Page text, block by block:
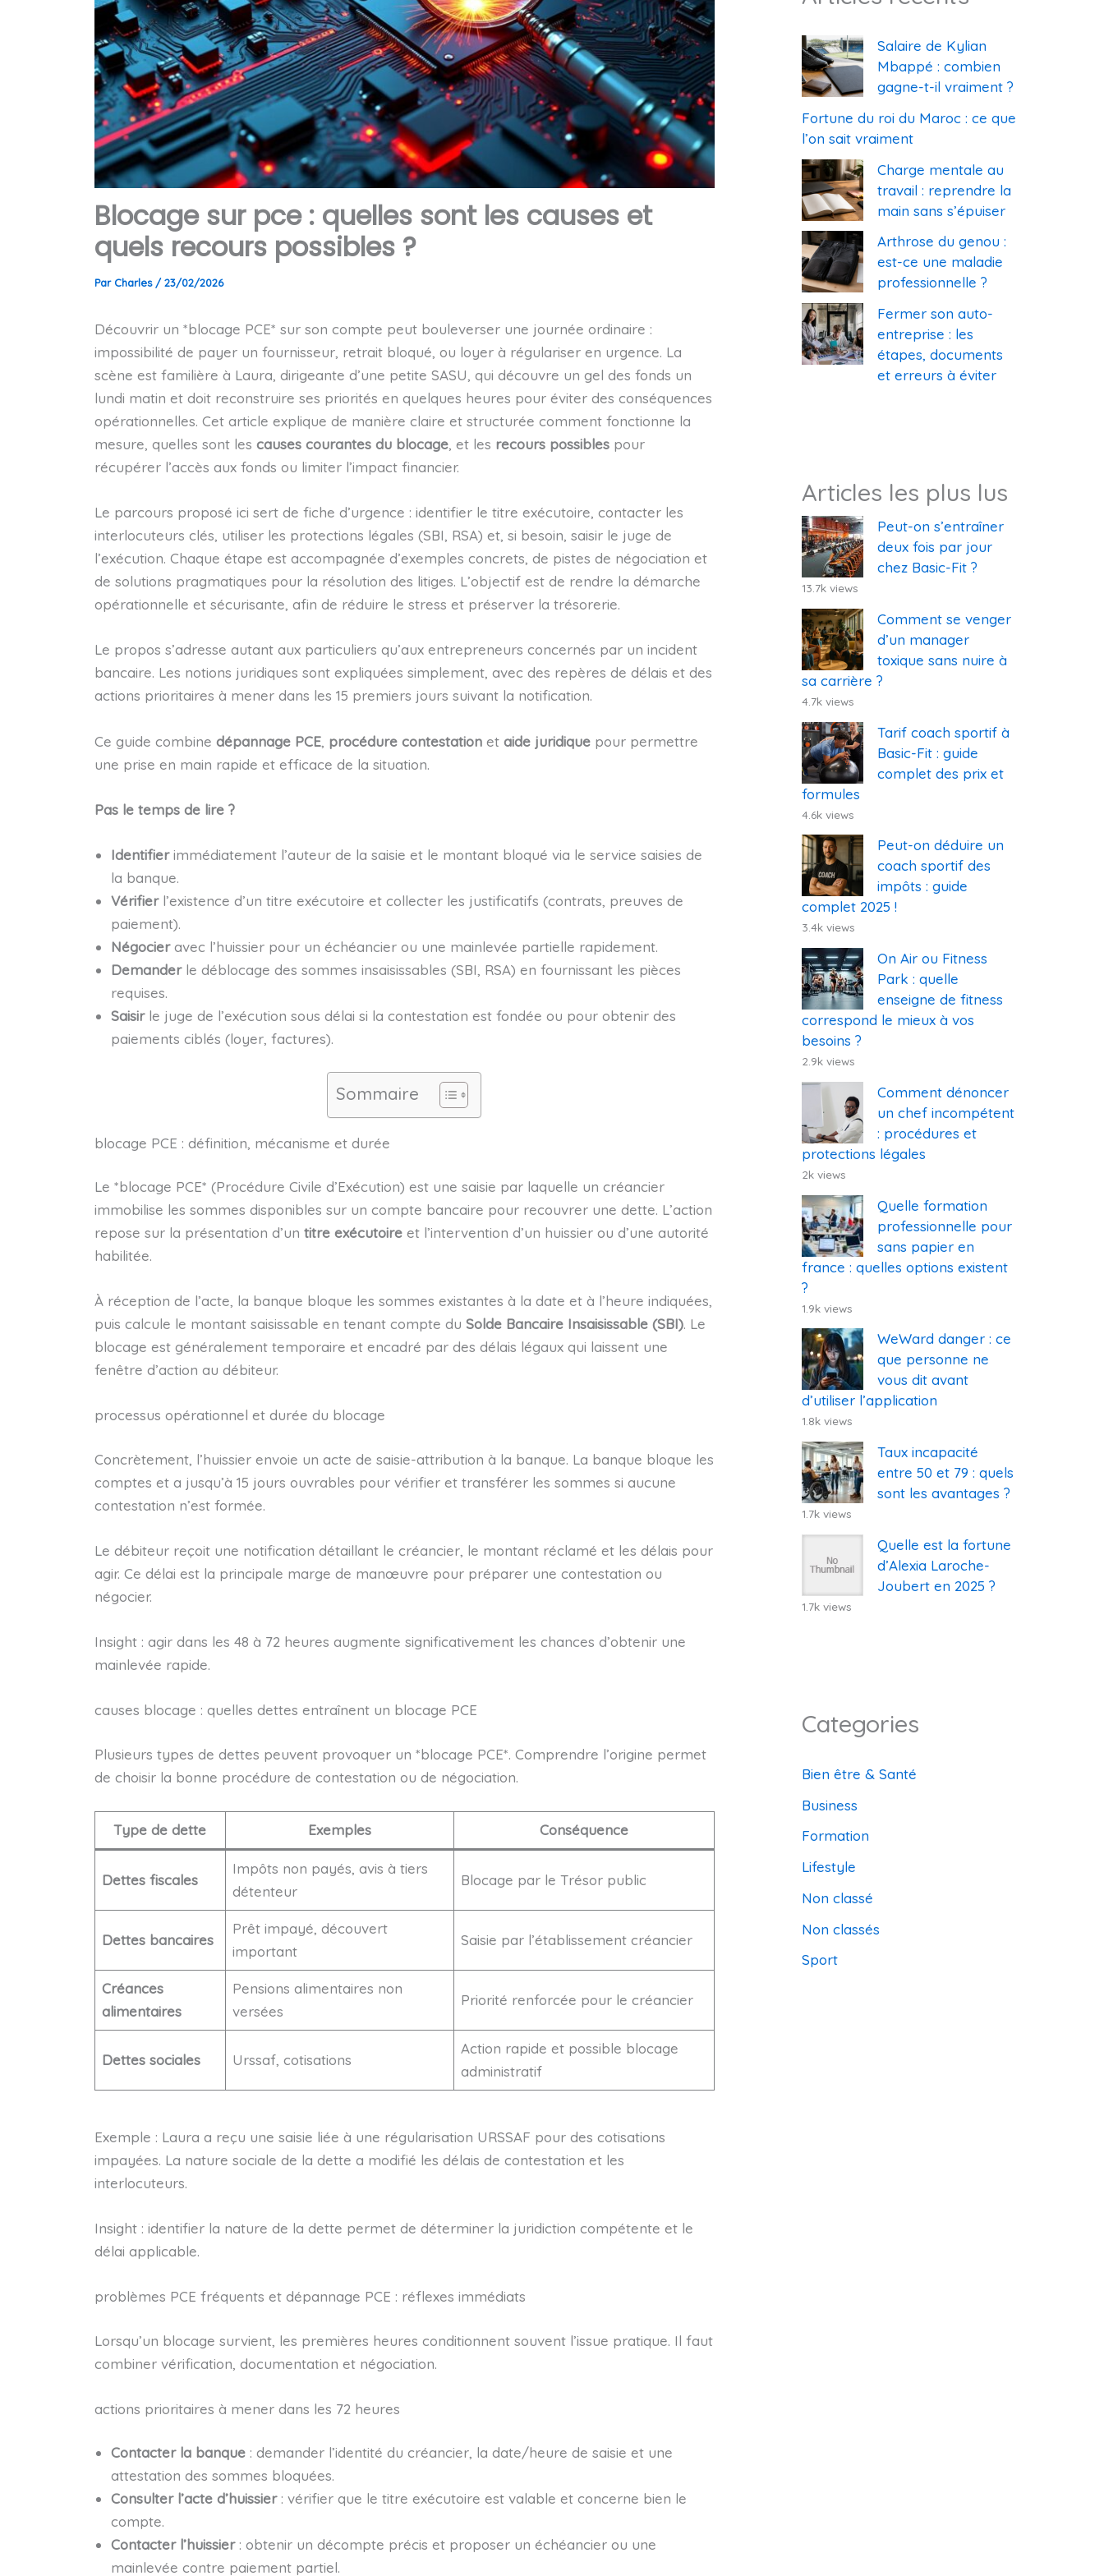
Blocage sur pce : quelles sont les causes et
quels recours possibles ?
Par Charles /23/02/2026
Découvrir un *blocage PCE* sur son compte peut bouleverser une journée ordinaire :
impossibilité de payer un fournisseur, retrait bloqué, ou loyer à régulariser en urgence. La
scène est familière à Laura, dirigeante d’une petite SASU, qui découvre un gel des fonds un
lundi matin et doit reconstruire ses priorités en quelques heures pour éviter des conséquences
opérationnelles. Cet article explique de manière claire et structurée comment fonctionne la
mesure, quelles sont les causes courantes du blocage, et les recours possiblespour
récupérer l’accès aux fonds ou limiter l’impact financier.
Le parcours proposé ici sert de fiche d’urgence : identifier le titre exécutoire, contacter les
interlocuteurs clés, utiliser les protections légales (SBI, RSA) et, si besoin, saisir le juge de
l’exécution. Chaque étape est accompagnée d’exemples concrets, de pistes de négociation et
de solutions pragmatiques pour la résolution des litiges. L’objectif est de rendre la démarche
opérationnelle et sécurisante, afin de réduire le stress et préserver la trésorerie.
Le propos s’adresse autant aux particuliers qu’aux entrepreneurs concernés par un incident
bancaire. Les notions juridiques sont expliquées simplement, avec des repères de délais et des
actions prioritaires à mener dans les 15 premiers jours suivant la notification.
Ce guide combine dépannage PCE, procédure contestationet aide juridiquepour permettre
une prise en main rapide et efficace de la situation.
Pas le temps de lire ?
Identifierimmédiatement l’auteur de la saisie et le montant bloqué via le service saisies de
la banque.
Vérifierl’existence d’un titre exécutoire et collecter les justificatifs (contrats, preuves de
paiement).
Négocieravec l’huissier pour un échéancier ou une mainlevée partielle rapidement.
Demanderle déblocage des sommes insaisissables (SBI, RSA) en fournissant les pièces
requises.
Saisirle juge de l’exécution sous délai si la contestation est fondée ou pour obtenir des
paiements ciblés (loyer, factures).
Sommaire
blocage PCE : définition, mécanisme et durée
Le *blocage PCE* (Procédure Civile d’Exécution) est une saisie par laquelle un créancier
immobilise les sommes disponibles sur un compte bancaire pour recouvrer une dette. L’action
repose sur la présentation d’un titre exécutoireet l’intervention d’un huissier ou d’une autorité
habilitée.
À réception de l’acte, la banque bloque les sommes existantes à la date et à l’heure indiquées,
puis calcule le montant saisissable en tenant compte du Solde Bancaire Insaisissable (SBI). Le
blocage est généralement temporaire et encadré par des délais légaux qui laissent une
fenêtre d’action au débiteur.
processus opérationnel et durée du blocage
Concrètement, l’huissier envoie un acte de saisie-attribution à la banque. La banque bloque les
comptes et a jusqu’à 15 jours ouvrables pour vérifier et transférer les sommes si aucune
contestation n’est formée.
Le débiteur reçoit une notification détaillant le créancier, le montant réclamé et les délais pour
agir. Ce délai est la principale marge de manœuvre pour préparer une contestation ou
négocier.
Insight : agir dans les 48 à 72 heures augmente significativement les chances d’obtenir une
mainlevée rapide.
causes blocage : quelles dettes entraînent un blocage PCE
Plusieurs types de dettes peuvent provoquer un *blocage PCE*. Comprendre l’origine permet
de choisir la bonne procédure de contestation ou de négociation.
Type de dette Exemples Conséquence
Dettes fiscales
Impôts non payés, avis à tiers
détenteur
Blocage par le Trésor public
Dettes bancaires
Prêt impayé, découvert
important
Saisie par l’établissement créancier
Créances
alimentaires
Pensions alimentaires non
versées
Priorité renforcée pour le créancier
Dettes sociales Urssaf, cotisations
Action rapide et possible blocage
administratif
Exemple : Laura a reçu une saisie liée à une régularisation URSSAF pour des cotisations
impayées. La nature sociale de la dette a modifié les délais de contestation et les
interlocuteurs.
Insight : identifier la nature de la dette permet de déterminer la juridiction compétente et le
délai applicable.
problèmes PCE fréquents et dépannage PCE : réflexes immédiats
Lorsqu’un blocage survient, les premières heures conditionnent souvent l’issue pratique. Il faut
combiner vérification, documentation et négociation.
actions prioritaires à mener dans les 72 heures
Contacter la banque: demander l’identité du créancier, la date/heure de saisie et une
attestation des sommes bloquées.
Consulter l’acte d’huissier: vérifier que le titre exécutoire est valable et concerne bien le
compte.
Contacter l’huissier: obtenir un décompte précis et proposer un échéancier ou une
mainlevée contre paiement partiel.
Salaire de Kylian
Mbappé : combien
gagne-t-il vraiment ?
Fortune du roi du Maroc : ce que
l’on sait vraiment
Charge mentale au
travail : reprendre la
main sans s’épuiser
Arthrose du genou :
est-ce une maladie
professionnelle ?
Fermer son auto-
entreprise : les
étapes, documents
et erreurs à éviter
Articles les plus lus
Peut-on s’entraîner
deux fois par jour
chez Basic-Fit ?
13.7k views
Comment se venger
d’un manager
toxique sans nuire à
sa carrière ?
4.7k views
Tarif coach sportif à
Basic-Fit : guide
complet des prix et
formules
4.6k views
Peut-on déduire un
coach sportif des
impôts : guide
complet 2025 !
3.4k views
On Air ou Fitness
Park : quelle
enseigne de fitness
correspond le mieux à vos
besoins ?
2.9k views
Comment dénoncer
un chef incompétent
: procédures et
protections légales
2k views
Quelle formation
professionnelle pour
sans papier en
france : quelles options existent
?
1.9k views
WeWard danger : ce
que personne ne
vous dit avant
d’utiliser l’application
1.8k views
Taux incapacité
entre 50 et 79 : quels
sont les avantages ?
1.7k views
Quelle est la fortune
d’Alexia Laroche-
Joubert en 2025 ?
1.7k views
Categories
Bien être & Santé
Business
Formation
Lifestyle
Non classé
Non classés
Sport